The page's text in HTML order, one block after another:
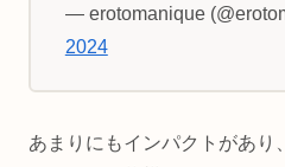
— erotomanique
2024
あまりにもインパクトがあり